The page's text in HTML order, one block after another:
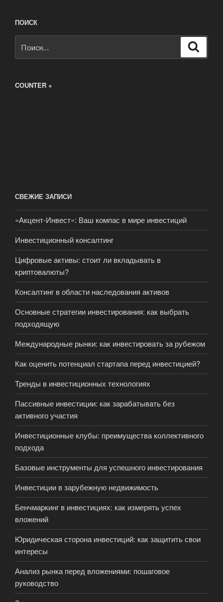
ПОИСК
COUNTER +
СВЕЖИЕ ЗАПИСИ
«Акцент-Инвест»: Ваш компас в мире инвестиций
Инвестиционный консалтинг
Цифровые активы: стоит ли вкладывать в
криптовалюты?
Консалтинг в области наследования активов
Основные стратегии инвестирования: как выбрать
подходящую
Международные рынки: как инвестировать за рубежом
Как оценить потенциал стартапа перед инвестицией?
Тренды в инвестиционных технологиях
Пассивные инвестиции: как зарабатывать без
активного участия
Инвестиционные клубы: преимущества коллективного
подхода
Базовые инструменты для успешного инвестирования
Инвестиции в зарубежную недвижимость
Бенчмаркинг в инвестициях: как измерять успех
вложений
Юридическая сторона инвестиций: как защитить свои
интересы
Анализ рынка перед вложениями: пошаговое
руководство